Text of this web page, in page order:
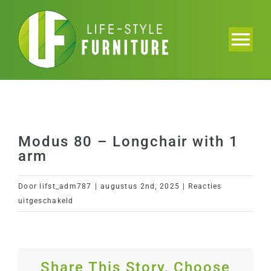
inhoud
Home
Brochure
Projecten
Modus 80 – Longchair with 1
arm
Door lifst_adm787 augustus 2nd, 2025
Reacties
uitgeschakeld
Share This Story, Choose